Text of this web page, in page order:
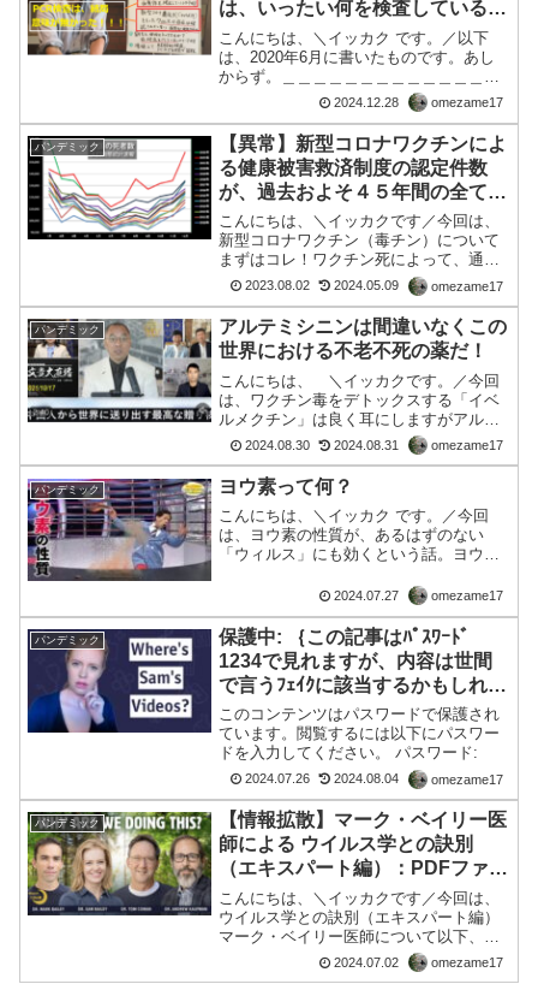
は、いったい何を検査しているの
か？
こんにちは、＼イッカク です。／以下
は、2020年6月に書いたものです。あし
からず。＿＿＿＿＿＿＿＿＿＿＿＿＿＿
＿＿＿＿＿＿＿＿＿新型コロナPCR検査
が自治体によっては、「積極的に」攻め
の検査を行い始めております。ところ
で、そのPCR検査と...
2024.12.28 omezame17
パンデミック
【異常】新型コロナワクチンによ
る健康被害救済制度の認定件数
が、過去およそ４５年間の全ての
ワクチンの被害認定件数の累計を
超えた！
こんにちは、＼イッカクです／今回は、
新型コロナワクチン（毒チン）について
まずはコレ！ワクチン死によって、通年
の人口減少推移と大きく乖離しているの
が、分かりますよね。さて、本題です。■
新型コロナワクチンによる健康被害救済
制度の認定件数が、過去...
2023.08.02 2024.05.09 omezame17
パンデミック
アルテミシニンは間違いなくこの
世界における不老不死の薬だ！
こんにちは、 ＼イッカクです。／今回
は、ワクチン毒をデトックスする「イベ
ルメクチン」は良く耳にしますがアルテ
ミシニンは、初耳でした。アルテミシニ
ンは間違いなく不老不死の薬だ！アルテ
ミシニンの最も重要な効果は人の血管詰
まりを解消‼️… pic...
2024.08.30 2024.08.31 omezame17
パンデミック ヨウ素って何？
こんにちは、＼イッカク です。／今回
は、ヨウ素の性質が、あるはずのない
「ウィルス」にも効くという話。ヨウ素
根でちょっと触れるだけで爆発しまし
わせでした。また、液晶モニタ...
2024.07.27 omezame17
パンデミック
保護中: ｛この記事はﾊﾟｽﾜｰﾄﾞ
1234で見れますが、内容は世間
で言うﾌｪｲｸに該当するかもしれま
せん予め告知しました｝「存在証
明が取れてないウィルス」ってそ
もそも、何？・・・アナタの疑問
を「医産複合体と、無縁の女性医
師」がお答えしてます♥
このコンテンツはパスワードで保護され
ています。閲覧するには以下にパスワー
ドを入力してください。 パスワード:
2024.07.26 2024.08.04 omezame17
パンデミック
【情報拡散】マーク・ベイリー医
師による ウイルス学との訣別
（エキスパート編）：PDFファイ
ル
こんにちは、＼イッカクです／今回は、
ウイルス学との訣別（エキスパート編）
マーク・ベイリー医師について以下、マ
ーク・ベイリー医師による（写真の一番
左の人、右隣は奥様のサム）ウイルス学
2024.07.02 omezame17